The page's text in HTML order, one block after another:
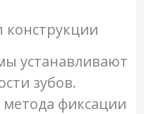
устанавливают
зубов.
фиксации